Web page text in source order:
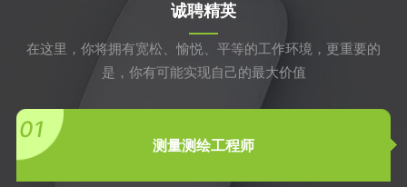
诚聘精英
在这里，你将拥有宽松、愉悦、平等的工作环境，更重要的
是，你有可能实现自己的最大价值
01
测量测绘工程师